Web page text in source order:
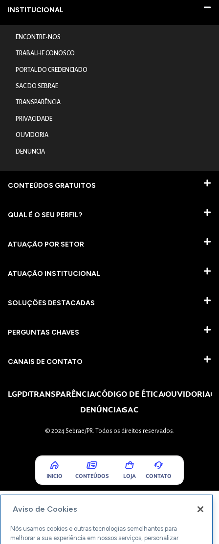
INSTITUCIONAL
ENCONTRE-NOS
TRABALHE CONOSCO
PORTAL DO CREDENCIADO
SAC DO SEBRAE
TRANSPARÊNCIA
PRIVACIDADE
OUVIDORIA
DENUNCIA
CONTEÚDOS GRATUITOS
QUAL É O SEU PERFIL?
ATUAÇÃO POR SETOR
ATUAÇÃO INSTITUCIONAL
SOLUÇÕES DESTACADAS
PERGUNTAS CHAVES​
CANAIS DE CONTATO
LGPDTRANSPARÊNCIACÓDIGO DE ÉTICAOUVIDORIA
DENÚNCIASAC
© 2024 Sebrae/PR. Todos os direitos reservados.
INICIO CONTEÚDOS LOJA CONTATO
Aviso de Cookies
Nós usamos cookies e outras tecnologias semelhantes para
melhorar a sua experiência em nossos serviços, personalizar